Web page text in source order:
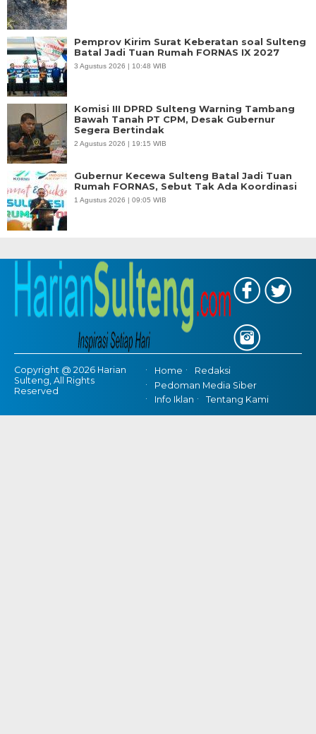
Pemprov Kirim Surat Keberatan soal Sulteng
Batal Jadi Tuan Rumah FORNAS IX 2027
3 Agustus 2026 | 10:48 WIB
Komisi III DPRD Sulteng Warning Tambang
Bawah Tanah PT CPM, Desak Gubernur
Segera Bertindak
2 Agustus 2026 | 19:15 WIB
Gubernur Kecewa Sulteng Batal Jadi Tuan
Rumah FORNAS, Sebut Tak Ada Koordinasi
1 Agustus 2026 | 09:05 WIB
Copyright @ 2026 Harian
Sulteng, All Rights
Reserved
Home
Redaksi
Pedoman Media Siber
Info Iklan
Tentang Kami